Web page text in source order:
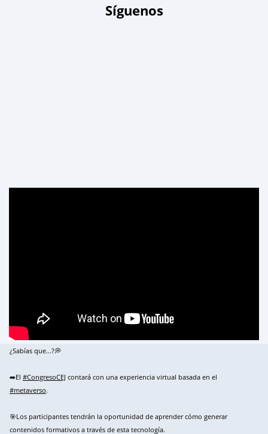
Síguenos
¿Sabías que...?💭
➡️El #CongresoCEJ contará con una experiencia virtual basada en el
#metaverso.
🎯Los participantes tendrán la oportunidad de aprender cómo generar
contenidos formativos a través de esta tecnología.